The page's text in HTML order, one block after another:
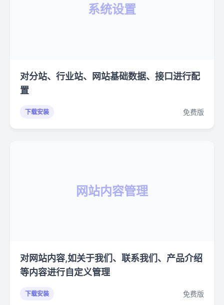
系统设置
对分站、行业站、网站基础数据、接口进行配
置
下载安装 免费版
网站内容管理
对网站内容,如关于我们、联系我们、产品介绍
等内容进行自定义管理
下载安装 免费版